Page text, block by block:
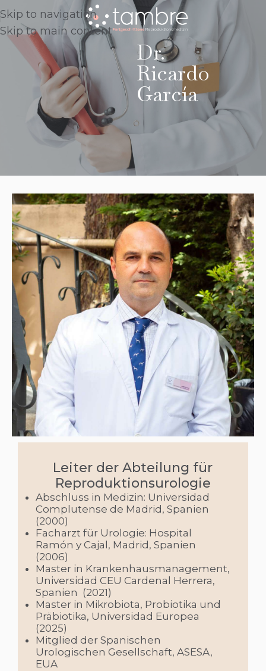
Skip to navigation
Skip to main content
Dr.
Ricardo
García
Leiter der Abteilung für
Reproduktionsurologie
Abschluss in Medizin: Universidad
Complutense de Madrid, Spanien
(2000)
Facharzt für Urologie: Hospital
Ramón y Cajal, Madrid, Spanien
(2006)
Master in Krankenhausmanagement,
Universidad CEU Cardenal Herrera,
Spanien (2021)
Master in Mikrobiota, Probiotika und
Präbiotika, Universidad Europea
(2025)
Mitglied der Spanischen
Urologischen Gesellschaft, ASESA,
EUA